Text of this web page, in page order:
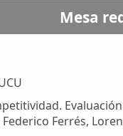
Mesa
Ferrés,